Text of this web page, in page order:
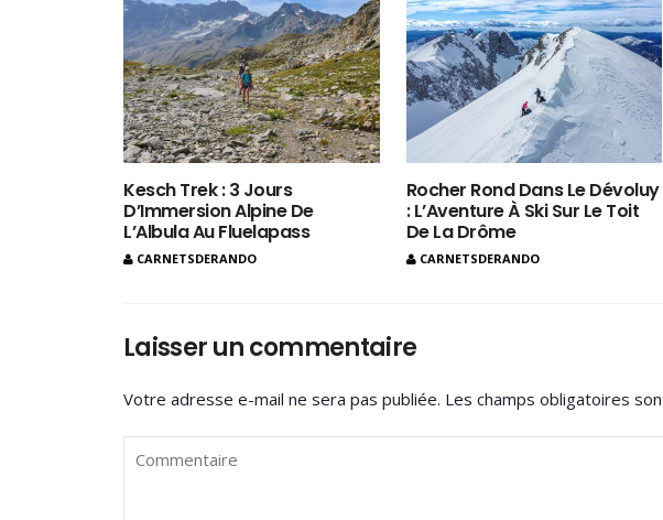
Kesch Trek : 3 Jours
D’Immersion Alpine De
L’Albula Au Fluelapass
CARNETSDERANDO
Rocher Rond Dans Le Dévoluy
: L’Aventure À Ski Sur Le Toit
De La Drôme
CARNETSDERANDO
Laisser un commentaire
Votre adresse e-mail ne sera pas publiée. Les champs obligatoires